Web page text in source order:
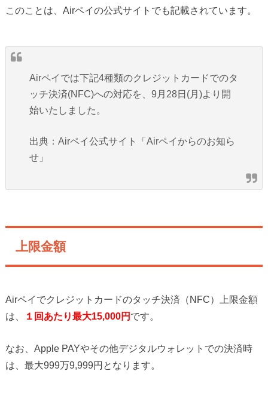
このことは、Airペイの公式サイトでも記載されています。
Airペイでは下記4種類のクレジットカードでのタ
ッチ決済(NFC)への対応を、9月28日(月)より開
始いたしました。
出典：Airペイ公式サイト「Airペイからのお知ら
せ」
上限金額
Airペイでクレジットカードのタッチ決済（NFC）上限金額
は、
１回あたり最大15,000円 です。
なお、Apple PAYやその他デジタルウォレットでの決済時
は、最大999万9,999円となります。